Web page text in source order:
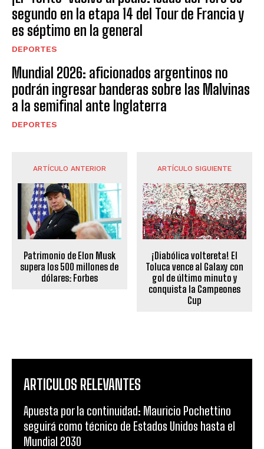
segundo en la etapa 14 del Tour de Francia y
es séptimo en la general
DEPORTES
Mundial 2026: aficionados argentinos no
podrán ingresar banderas sobre las Malvinas
a la semifinal ante Inglaterra
DEPORTES
ARTÍCULO ANTERIOR
Patrimonio de Elon Musk
supera los 500 millones de
dólares: Forbes
ARTÍCULO SIGUIENTE
¡Diabólica voltereta! El
Toluca vence al Galaxy con
gol de último minuto y
conquista la Campeones
Cup
ARTICULOS RELEVANTES
Apuesta por la continuidad: Mauricio Pochettino
seguirá como técnico de Estados Unidos hasta el
Mundial 2030